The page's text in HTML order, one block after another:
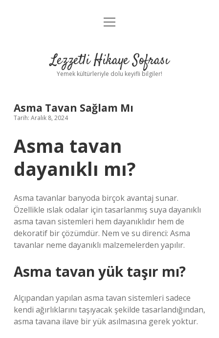
Anasayfa
Yasal Uyarı
menüyü
Lezzetli Hikaye Sofrası
Yemek kültürleriyle dolu keyifli bilgiler!
Asma Tavan Sağlam Mı
Tarih: Aralık 8, 2024
Asma tavan
dayanıklı mı?
Asma tavanlar banyoda birçok avantaj sunar.
Özellikle ıslak odalar için tasarlanmış suya dayanıklı
asma tavan sistemleri hem dayanıklıdır hem de
dekoratif bir çözümdür. Nem ve su direnci: Asma
tavanlar neme dayanıklı malzemelerden yapılır.
Asma tavan yük taşır mı?
Alçıpandan yapılan asma tavan sistemleri sadece
kendi ağırlıklarını taşıyacak şekilde tasarlandığından,
asma tavana ilave bir yük asılmasına gerek yoktur.